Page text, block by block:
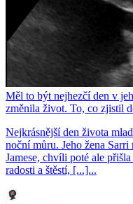
Měl to být nejhezčí den v
změnila život. To, co zjistil
Nejkrásnější den života
noční můru. Jeho žena
Jamese, chvíli poté ale
radosti a štěstí, [...]...